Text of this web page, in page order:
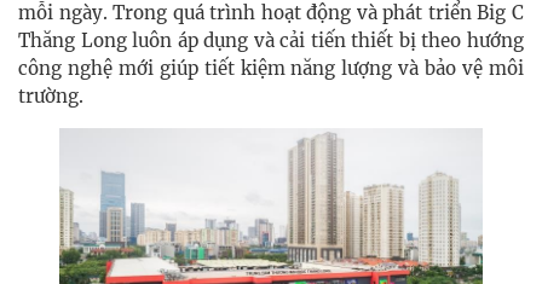
mỗi ngày. Trong quá trình hoạt động và phát triển Big C
Thăng Long luôn áp dụng và cải tiến thiết bị theo hướng
công nghệ mới giúp tiết kiệm năng lượng và bảo vệ môi
trường.